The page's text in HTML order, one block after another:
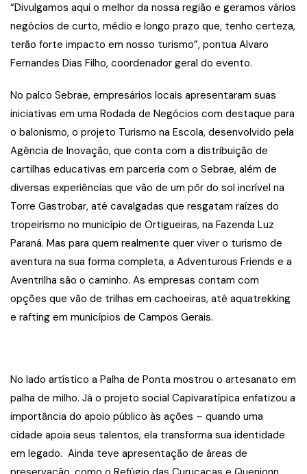
“Divulgamos aqui o melhor da nossa região e geramos vários
negócios de curto, médio e longo prazo que, tenho certeza,
terão forte impacto em nosso turismo”, pontua Alvaro
Fernandes Dias Filho, coordenador geral do evento.
No palco Sebrae, empresários locais apresentaram suas
iniciativas em uma Rodada de Negócios com destaque para
o balonismo, o projeto Turismo na Escola, desenvolvido pela
Agência de Inovação, que conta com a distribuição de
cartilhas educativas em parceria com o Sebrae, além de
diversas experiências que vão de um pôr do sol incrível na
Torre Gastrobar, até cavalgadas que resgatam raízes do
tropeirismo no município de Ortigueiras, na Fazenda Luz
Paraná. Mas para quem realmente quer viver o turismo de
aventura na sua forma completa, a Adventurous Friends e a
Aventrilha são o caminho. As empresas contam com
opções que vão de trilhas em cachoeiras, até aquatrekking
e rafting em municípios de Campos Gerais.
No lado artístico a Palha de Ponta mostrou o artesanato em
palha de milho. Já o projeto social Capivaratípica enfatizou a
importância do apoio público às ações – quando uma
cidade apoia seus talentos, ela transforma sua identidade
em legado. Ainda teve apresentação de áreas de